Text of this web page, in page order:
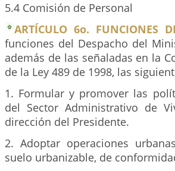
5.4 Comisión de Personal
ARTÍCULO 6o. FUNCIONES
funciones del Despacho del
además de las señaladas en la
de la Ley 489 de 1998, las
1. Formular y promover las
del Sector Administrativo de
dirección del Presidente.
2. Adoptar operaciones
suelo urbanizable, de